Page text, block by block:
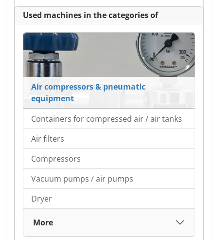
Used machines in the categories of
Air compressors & pneumatic
equipment
Containers for compressed air / air tanks
Air filters
Compressors
Vacuum pumps / air pumps
Dryer
More